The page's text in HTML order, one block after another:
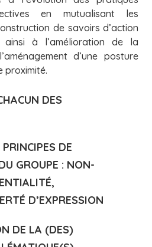
en mutualisant les
de savoirs d’action
à l’amélioration de la
d’une posture
proximité.
DES
DE
GROUPE : NON-
D’EXPRESSION
DE LA (DES)